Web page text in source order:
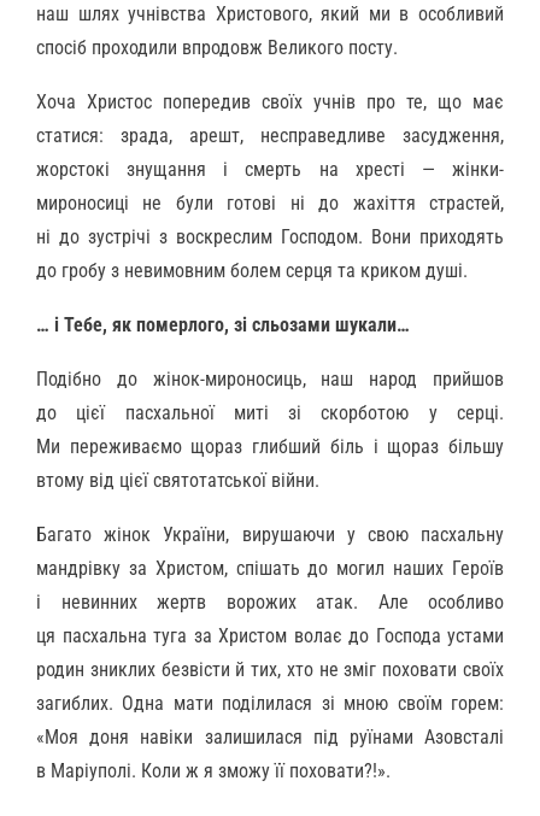
наш шлях учнівства Христового, який ми в особливий
спосіб проходили впродовж Великого посту.
Хоча Христос попередив своїх учнів про те, що має
статися: зрада, арешт, несправедливе засудження,
жорстокі знущання і смерть на хресті — жінки-
мироносиці не були готові ні до жахіття страстей,
ні до зустрічі з воскреслим Господом. Вони приходять
до гробу з невимовним болем серця та криком душі.
… і Тебе, як померлого, зі сльозами шукали…
Подібно до жінок-мироносиць, наш народ прийшов
до цієї пасхальної миті зі скорботою у серці.
Ми переживаємо щораз глибший біль і щораз більшу
втому від цієї святотатської війни.
Багато жінок України, вирушаючи у свою пасхальну
мандрівку за Христом, спішать до могил наших Героїв
і невинних жертв ворожих атак. Але особливо
ця пасхальна туга за Христом волає до Господа устами
родин зниклих безвісти й тих, хто не зміг поховати своїх
загиблих. Одна мати поділилася зі мною своїм горем:
«Моя доня навіки залишилася під руїнами Азовсталі
в Маріуполі. Коли ж я зможу її поховати?!».